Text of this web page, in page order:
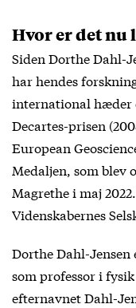
Hvor er det nu
Siden Dorthe Dahl-
har hendes
international hæder
Decartes-prisen
European
Medaljen, som blev
Magrethe i maj
Videnskabernes
Dorthe Dahl-
som professor i
efternavnet Dahl-